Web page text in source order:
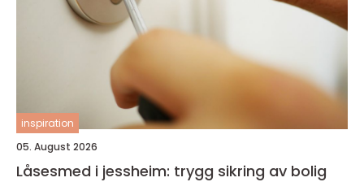
inspiration
05. August 2026
Låsesmed i jessheim: trygg sikring av bolig